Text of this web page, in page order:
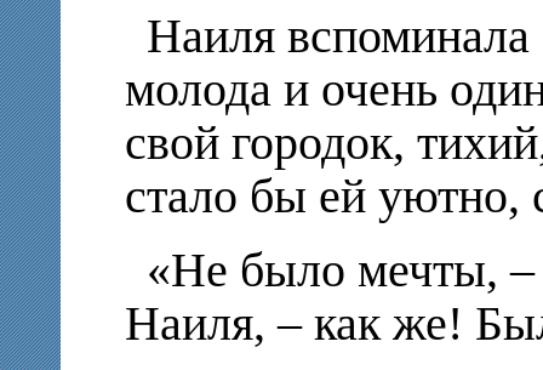
Наиля
молода и очень
свой городок,
стало бы ей уютно,
«Не было мечты, –
Наиля, – как же!